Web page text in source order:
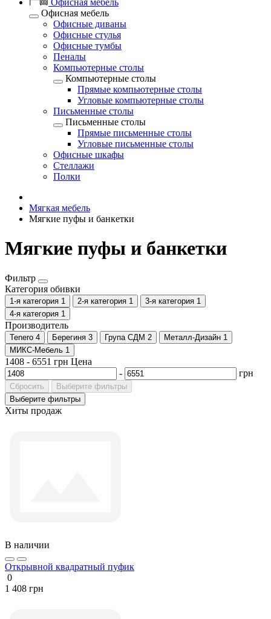
Офисная мебель
Офисная мебель
Офисные диваны
Офисные стулья
Офисные тумбы
Пеналы
Компьютерные столы
Компьютерные столы
Прямые компьютерные столы
Угловые компьютерные столы
Письменные столы
Письменные столы
Прямые письменные столы
Угловые письменные столы
Офисные шкафы
Стеллажи
Полки
Мягкая мебель
Мягкие пуфы и банкетки
Мягкие пуфы и банкетки
Фильтр
Категория обивки
1-я категория 1 2-я категория 1 3-я категория 1
4-я категория 1
Производитель
Tenero 4 Берегиня 3 Група СДМ 2 Металл-Дизайн 1
МИКС-Мебель 1
1408 - 6551 грн Цена
-
грн
Сбросить
Выберите фильтры
Выберите фильтры
Хиты продаж
В наличии
Открывной квадратный пуфик
0
1 408 грн